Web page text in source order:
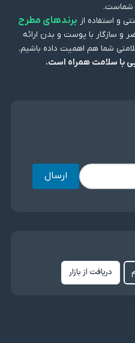
شماست.
و استفاده از برندهای مطرح
و سازگار با پوست و بدن ارائه
شما هم اهمیت داده باشیم.
با سلامت همراه است.
ارسال
دریافت از بازار